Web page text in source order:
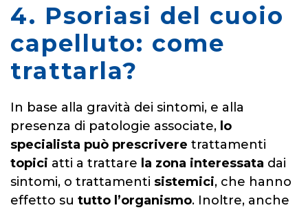
4. Psoriasi del cuoio
capelluto: come
trattarla?
In base alla gravità dei sintomi, e alla
presenza di patologie associate, lo
specialista può prescrivere trattamenti
topici atti a trattare la zona interessata dai
sintomi, o trattamenti sistemici, che hanno
effetto su tutto l’organismo. Inoltre, anche